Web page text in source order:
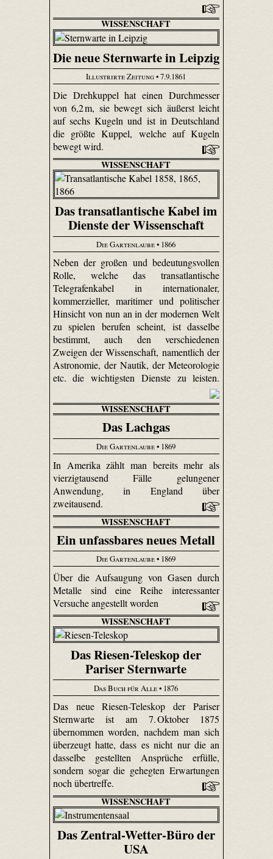
WISSENSCHAFT
Die neue Sternwarte in Leipzig
Illustrirte Zeitung• 7.9.1861
Die Drehkuppel hat einen Durchmesser
von 6,2 m, sie bewegt sich äußerst leicht
auf sechs Kugeln und ist in Deutschland
die größte Kuppel, welche auf Kugeln
bewegt wird.
WISSENSCHAFT
Das transatlantische Kabel im
Dienste der Wissenschaft
Die Gartenlaube• 1866
Neben der großen und bedeutungsvollen
Rolle, welche das transatlantische
Telegrafenkabel in internationaler,
kommerzieller, maritimer und politischer
Hinsicht von nun an in der modernen Welt
zu spielen berufen scheint, ist dasselbe
bestimmt, auch den verschiedenen
Zweigen der Wissenschaft, namentlich der
Astronomie, der Nautik, der Meteorologie
etc. die wichtigsten Dienste zu leisten.
WISSENSCHAFT
Das Lachgas
Die Gartenlaube• 1869
In Amerika zählt man bereits mehr als
vierzigtausend Fälle gelungener
Anwendung, in England über
zweitausend.
WISSENSCHAFT
Ein unfassbares neues Metall
Die Gartenlaube• 1869
Über die Aufsaugung von Gasen durch
Metalle sind eine Reihe interessanter
Versuche angestellt worden
WISSENSCHAFT
Das Riesen-Teleskop der
Pariser Sternwarte
Das Buch für Alle• 1876
Das neue Riesen-Teleskop der Pariser
Sternwarte ist am 7. Oktober 1875
übernommen worden, nachdem man sich
überzeugt hatte, dass es nicht nur die an
dasselbe gestellten Ansprüche erfülle,
sondern sogar die gehegten Erwartungen
noch übertreffe.
WISSENSCHAFT
Das Zentral-Wetter-Büro der
USA